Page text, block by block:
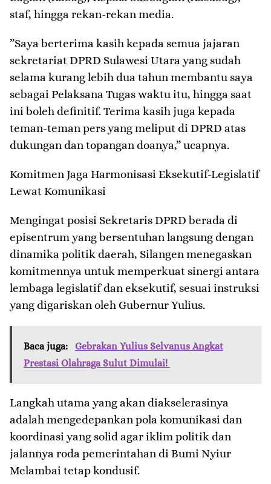
staf, hingga rekan-rekan media.
​”Saya berterima kasih kepada semua jajaran
sekretariat DPRD Sulawesi Utara yang sudah
selama kurang lebih dua tahun membantu saya
sebagai Pelaksana Tugas waktu itu, hingga saat
ini boleh definitif. Terima kasih juga kepada
teman-teman pers yang meliput di DPRD atas
dukungan dan topangan doanya,” ucapnya.
​Komitmen Jaga Harmonisasi Eksekutif-Legislatif
Lewat Komunikasi
​Mengingat posisi Sekretaris DPRD berada di
episentrum yang bersentuhan langsung dengan
dinamika politik daerah, Silangen menegaskan
komitmennya untuk memperkuat sinergi antara
lembaga legislatif dan eksekutif, sesuai instruksi
yang digariskan oleh Gubernur Yulius.
Baca juga:
Gebrakan Yulius Selvanus Angkat
Prestasi Olahraga Sulut Dimulai!
​Langkah utama yang akan diakselerasinya
adalah mengedepankan pola komunikasi dan
koordinasi yang solid agar iklim politik dan
jalannya roda pemerintahan di Bumi Nyiur
Melambai tetap kondusif.